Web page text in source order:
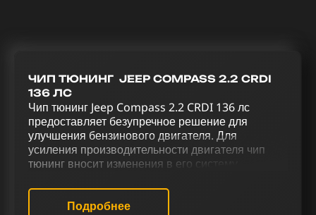
ЧИП ТЮНИНГ JEEP COMPASS 2.2 CRDI
136 ЛС
Чип тюнинг Jeep Compass 2.2 CRDI 136 лс
предоставляет безупречное решение для
улучшения бензинового двигателя. Для
усиления производительности двигателя чип
тюнинг вносит изменения в его систему
CRDI 136 лс через комплексный тюнинг, включая
чип тюнинг (stage 1 и stage 2), отключение
Подробнее